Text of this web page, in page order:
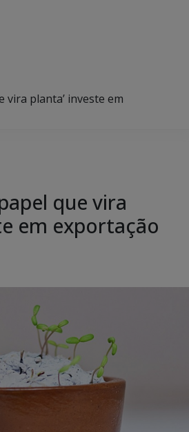
vira planta’ investe em
que vira
em exportação